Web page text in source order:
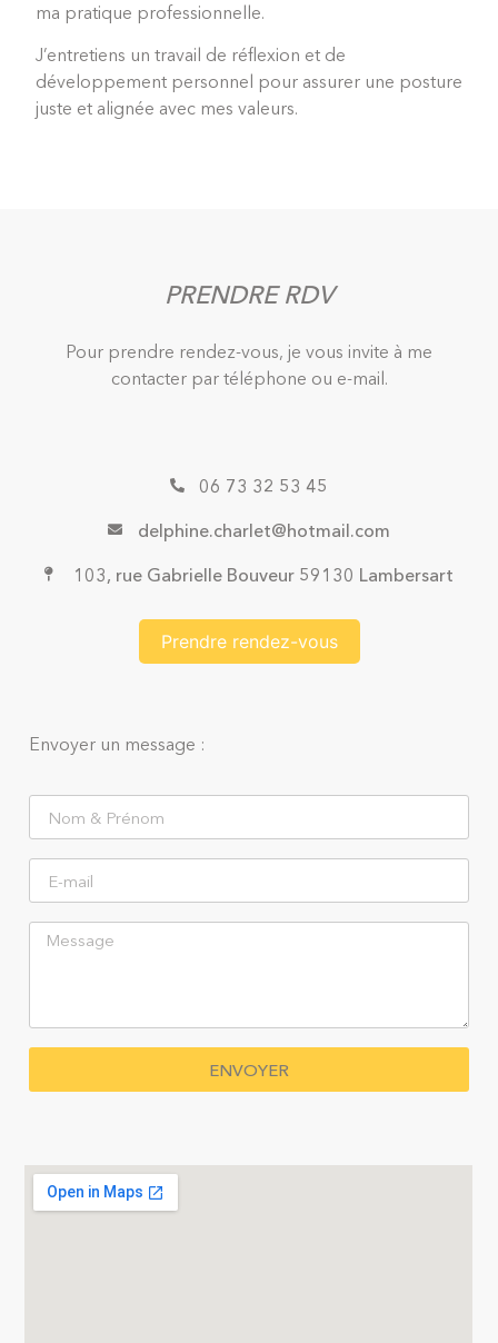
ma pratique professionnelle.
J’entretiens un travail de réflexion et de
développement personnel pour assurer une posture
juste et alignée avec mes valeurs.
PRENDRE RDV
Pour prendre rendez-vous, je vous invite à me
contacter par téléphone ou e-mail.
06 73 32 53 45
delphine.charlet@hotmail.com
103, rue Gabrielle Bouveur 59130 Lambersart
Prendre rendez-vous
Envoyer un message :
ENVOYER